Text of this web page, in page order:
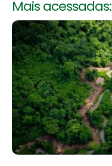
Mais acessadas: